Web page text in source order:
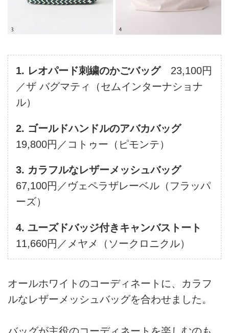
1. レオパード刺繍のかごバッグ23,100円
／ザ バグマティ（セムインターナショナ
ル）
2. ゴールドハンドルのアバカバッグ
19,800円／コトゥー（ピモンテ）
3. カラフルなレザーメッシュバッグ
67,100円／ヴェペラザレーベル（フラッパ
ーズ）
4. ユーズドバッジ付きキャンバストート
11,660円／メヤメ（ソークロニクル）
オールホワイトのコーディネートに、カラフ
ルなレザーメッシュバッグを合わせました。